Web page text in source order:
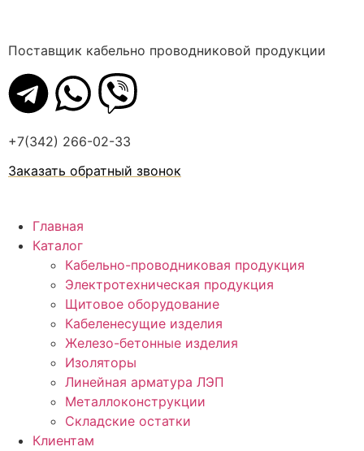
Поставщик кабельно проводниковой продукции
+7(342) 266-02-33
Заказать обратный звонок
Главная
Каталог
Кабельно-проводниковая продукция
Электротехническая продукция
Щитовое оборудование
Кабеленесущие изделия
Железо-бетонные изделия
Изоляторы
Линейная арматура ЛЭП
Металлоконструкции
Складские остатки
Клиентам